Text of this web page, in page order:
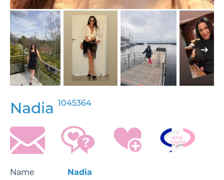
Nadia 1045364
Name
Nadia